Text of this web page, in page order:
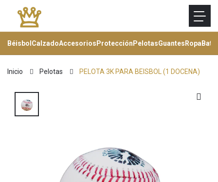
Béisbol CalzadoAccesorios Protección PelotasGuantes Ropa Bats
Inicio Pelotas PELOTA 3K PARA BEISBOL (1 DOCENA)